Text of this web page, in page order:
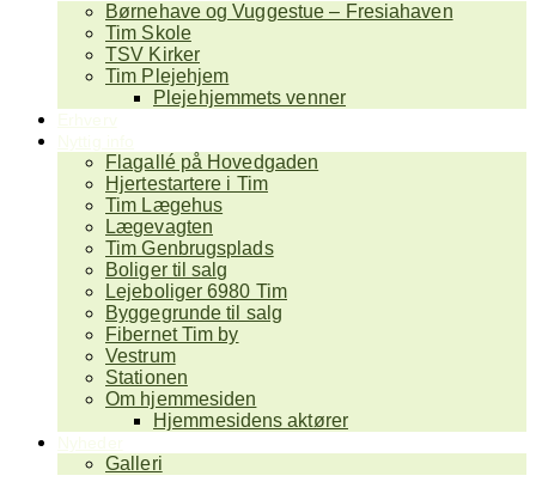
Børnehave og Vuggestue – Fresiahaven
Tim Skole
TSV Kirker
Tim Plejehjem
Plejehjemmets venner
Flagallé på Hovedgaden
Hjertestartere i Tim
Tim Lægehus
Lægevagten
Tim Genbrugsplads
Boliger til salg
Lejeboliger 6980 Tim
Byggegrunde til salg
Fibernet Tim by
Vestrum
Stationen
Om hjemmesiden
Hjemmesidens aktører
Galleri